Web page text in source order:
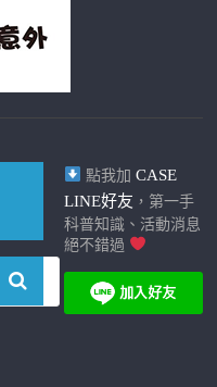
點我加 CASE
LINE好友 ，第一手
科普知識、活動消息
絕不錯過